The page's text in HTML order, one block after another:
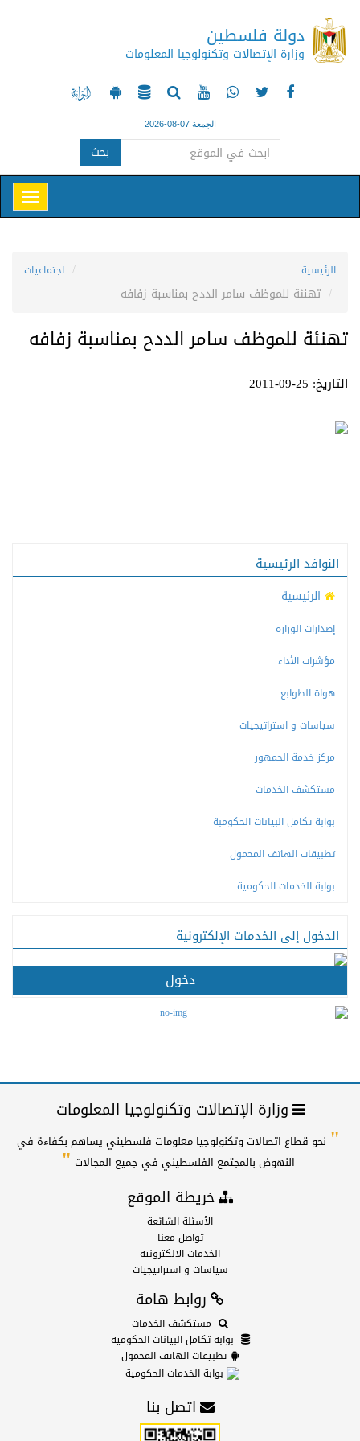
دولة فلسطين
وزارة الإتصالات وتكنولوجيا المعلومات
الجمعة 07-08-2026
بحث
الرئيسية اجتماعيات
تهنئة للموظف سامر الددح بمناسبة زفافه
تهنئة للموظف سامر الددح بمناسبة زفافه
التاريخ: 25-09-2011
النوافد الرئيسية
الرئيسية
إصدارات الوزارة
مؤشرات الأداء
هواة الطوابع
سياسات و استراتيجيات
مركز خدمة الجمهور
مستكشف الخدمات
بوابة تكامل البيانات الحكومبة
تطبيقات الهاتف المحمول
بوابة الخدمات الحكومية
الدخول إلى الخدمات الإلكترونية
دخول
وزارة الإتصالات وتكنولوجيا المعلومات
" نحو قطاع اتصالات وتكنولوجيا معلومات فلسطيني يساهم بكفاءة في
النهوض بالمجتمع الفلسطيني في جميع المجالات"
خريطة الموقع
الأسئلة الشائعة
تواصل معنا
الخدمات الالكترونية
سياسات و استراتيجيات
روابط هامة
مستكشف الخدمات
بوابة تكامل البيانات الحكومية
تطبيقات الهاتف المحمول
بوابة الخدمات الحكومية
اتصل بنا